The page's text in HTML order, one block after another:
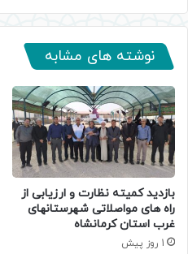
نوشته های مشابه
بازدید کمیته نظارت و ارزیابی از
راه های مواصلاتی شهرستانهای
غرب استان کرمانشاه
1 روز پیش